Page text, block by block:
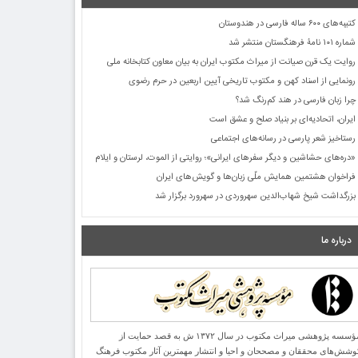
کتیبه‌های ۶۰۰ ساله فارسی در هندوستان
شماره ۱۰۱ نامۀ فرهنگستان منتشر شد
روایت یک قرن صیانت از میراث مکتوب ایران به بیان معاون کتابخانه ملی
رونمایی از اسناد کهن و مکتوب تاریخی آیین اربعین در حرم رضوی
چرا زبان فارسی در هند کم‌رنگ شد؟
ایران، اتحادیه‌ای بر بنیاد صلح و عشق است
رستاخیز شعر پارسی در رسانه‌های اجتماعی
«دره‌های حشاشین و دیگر سفرهای ایرانی»؛ روایتی از الموت، لرستان و ایلام
فراخوان هشتمین همایش ملّی زبان‌ها و گویش‌های ایران
بزرگداشت شیخ شهاب‌الدین سهروردی در سهرورد برگزار شد
درباره ما
مؤسسه پژوهشی میراث مكتوب در سال ۱۳۷۲ ش به قصد حمایت از
محققان و مصححان و احیا و انتشار مهمترین آثار مكتوب فرهنگ